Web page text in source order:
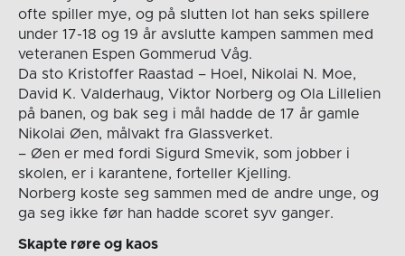
ofte spiller mye, og på slutten lot han seks spillere
under 17-18 og 19 år avslutte kampen sammen med
veteranen Espen Gommerud Våg.
Da sto Kristoffer Raastad – Hoel, Nikolai N. Moe,
David K. Valderhaug, Viktor Norberg og Ola Lillelien
på banen, og bak seg i mål hadde de 17 år gamle
Nikolai Øen, målvakt fra Glassverket.
– Øen er med fordi Sigurd Smevik, som jobber i
skolen, er i karantene, forteller Kjelling.
Norberg koste seg sammen med de andre unge, og
ga seg ikke før han hadde scoret syv ganger.
Skapte røre og kaos